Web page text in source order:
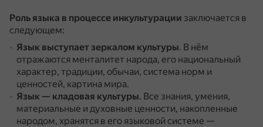
Роль языка в процессе инкультурации заключается в
следующем:
Язык выступает зеркалом культуры. В нём
отражаются менталитет народа, его национальный
характер, традиции, обычаи, система норм и
ценностей, картина мира.
Язык — кладовая культуры. Все знания, умения,
материальные и духовные ценности, накопленные
народом, хранятся в его языковой системе —